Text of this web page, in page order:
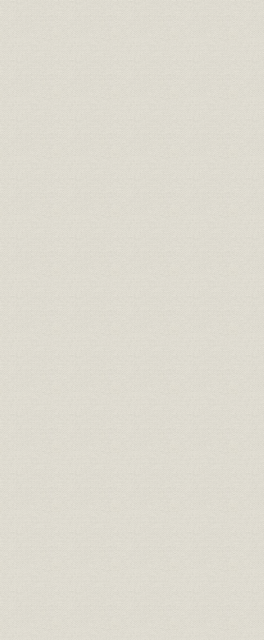
経営 新契約年齢別期別統計表(男)
経営 新契約年齢別期別統計表(女)
経営 新契約期別性別統計表
経営 各期新契約種類別統計表
経営 最近十年間新契約種類別比較表
経営 最近十年間新契約職業別統計表
経営 契約異動一覧表(件数)
経営 契約異動一覧表(金額)
経営
契約期により分ちたる第二十五
期末及第三十五期末現在契約件
数
経営
契約期により分ちたる第二十五
期末及第三十五期末現在契約金
額
死亡率
予定死亡及実際死亡比較表(人
員)
死亡率
予定死亡及実際死亡比較表(金
額)
死亡率 未整頓総合死亡率
死亡率
未整頓選択死亡率(男子・契約件
数)
死亡率
未整頓選択死亡率(男子・保険金
額)
死亡率
未整頓選択死亡率(女子・契約件
数)
死亡率
未整頓選択死亡率(女子・保険金
額)
死亡率 未整頓五年截断死亡率
死亡率 整頓総合死亡率(男子)
死亡率
整頓選択及截断死亡率(男子・契
約件数)
死亡率
整頓選択及截断死亡率(男子・保
険金額)